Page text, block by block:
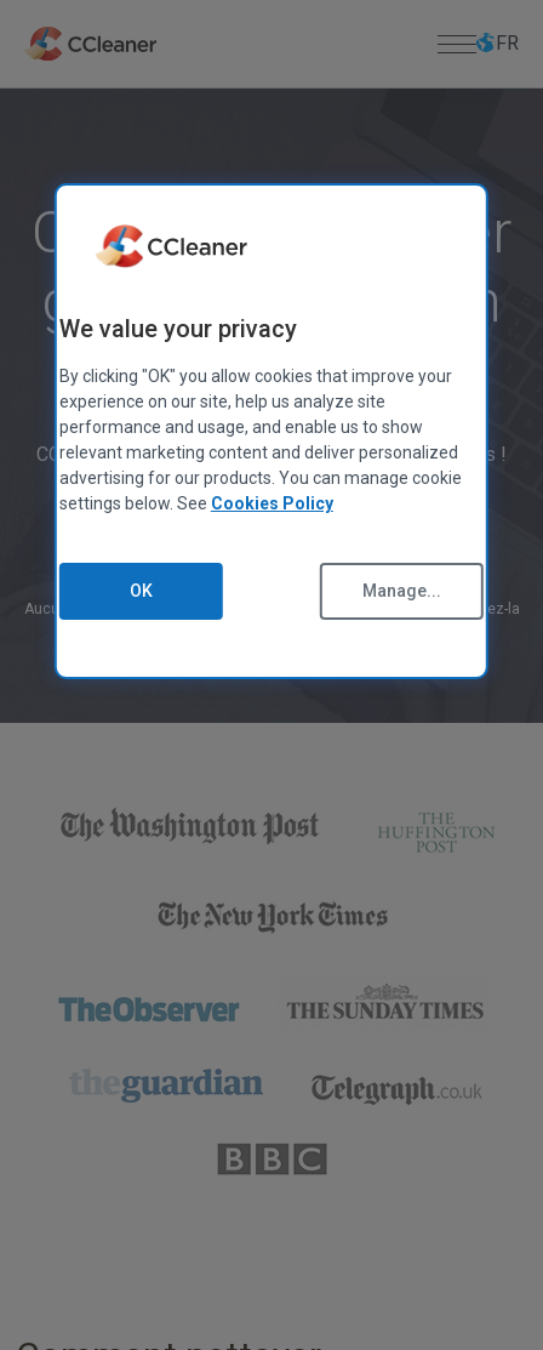
contenu
principal
APPLICATIONS PC
CCleaner
Kamo
Defraggler
Speccy
APPLICATIONS MOBILES
CCleaner pour Android
CCleaner pour iOS
Professionnels
Téléchargement
CENTRE DE TÉLÉCHARGEMENT
Télécharger CCleaner
Télécharger CCleaner for Mac
Télécharger Defraggler
Télécharger Recuva
Télécharger Speccy
Télécharger CCleaner pour Android
Support
SUPPORT TECHNIQUE POUR LES PRODUITS
Licence Perdue
Centre d’aide
Forum de la Communauté
À Propos de Nous
Informations sur l’entreprise
Blog
Annonces de Lancements
Fiche d'information sur les Données
Politique d'Utilisation des Cookies
Directives Fournisseurs
Nous Contacter
Technologie & Stratégie
FR
Comment nettoyer
gratuitement mon
ordinateur ?
CCleaner a été téléchargé plus de 2,5 milliards de fois !
Aucune carte de paiement nécessaire : installez l’application et utilisez-la
Trustpilot
We value your privacy
By clicking "OK" you allow cookies that improve your
experience on our site, help us analyze site
performance and usage, and enable us to show
relevant marketing content and deliver personalized
advertising for our products. You can manage cookie
settings below. See Cookies Policy
OK Manage...